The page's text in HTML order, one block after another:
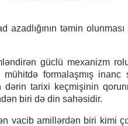
təmin
güclü mexanizm
formalaşmış
dərin tarixi keçmişinin
biri də din sahəsidir.
amillərdən biri kimi